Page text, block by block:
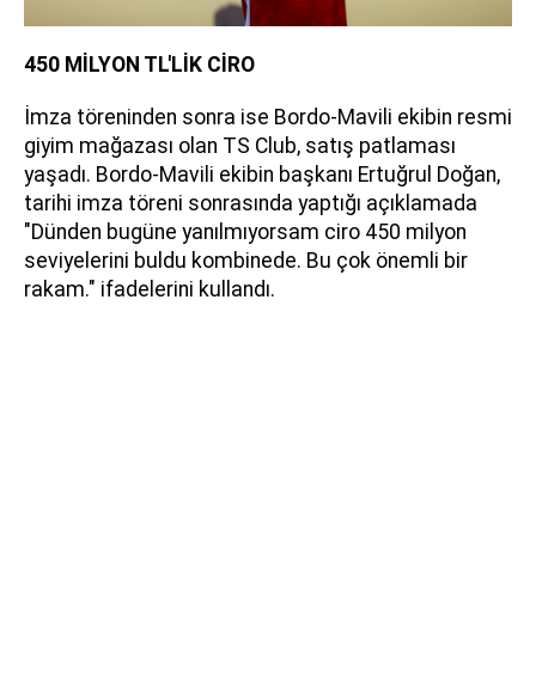
450 MİLYON TL'LİK CİRO
İmza töreninden sonra ise Bordo-Mavili ekibin resmi
giyim mağazası olan TS Club, satış patlaması
yaşadı. Bordo-Mavili ekibin başkanı Ertuğrul Doğan,
tarihi imza töreni sonrasında yaptığı açıklamada
"Dünden bugüne yanılmıyorsam ciro 450 milyon
seviyelerini buldu kombinede. Bu çok önemli bir
rakam." ifadelerini kullandı.